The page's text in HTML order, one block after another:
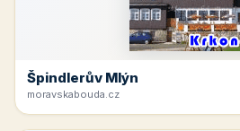
Špindlerův Mlýn
moravskabouda.cz